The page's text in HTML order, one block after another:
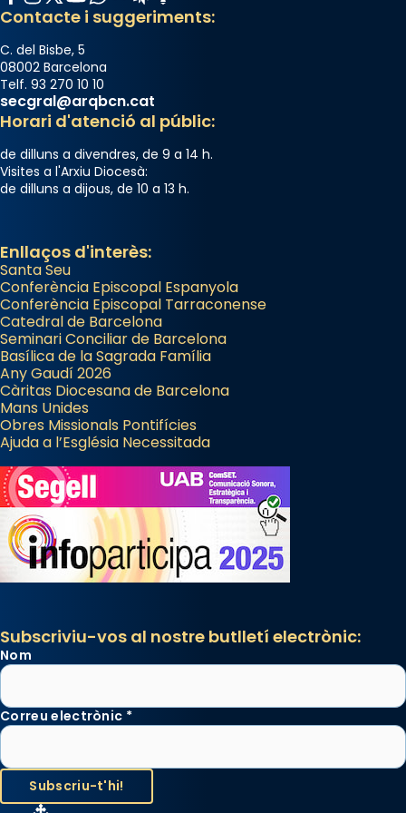
Contacte i suggeriments:
C. del Bisbe, 5
08002 Barcelona
Telf. 93 270 10 10
secgral@arqbcn.cat
Horari d'atenció al públic:
de dilluns a divendres, de 9 a 14 h.
Visites a l'Arxiu Diocesà:
de dilluns a dijous, de 10 a 13 h.
Enllaços d'interès:
Santa Seu
Conferència Episcopal Espanyola
Conferència Episcopal Tarraconense
Catedral de Barcelona
Seminari Conciliar de Barcelona
Basílica de la Sagrada Família
Any Gaudí 2026
Càritas Diocesana de Barcelona
Mans Unides
Obres Missionals Pontifícies
Ajuda a l’Església Necessitada
Subscriviu-vos al nostre butlletí electrònic:
Nom
Correu electrònic *